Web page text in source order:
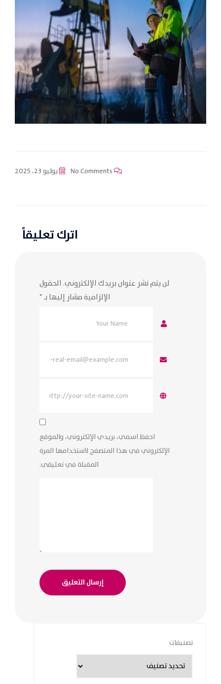
يوليو 23، 2025
اترك تعليقاً
لن يتم نشر عنوان بريدك الإلكتروني. الحقول
الإلزامية مشار إليها بـ*
احفظ اسمي، بريدي الإلكتروني، والموقع
الإلكتروني في هذا المتصفح لاستخدامها المرة
المقبلة في تعليقي.
تصنيفات